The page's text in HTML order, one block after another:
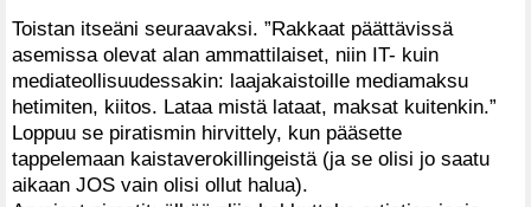
Toistan itseäni seuraavaksi. ”Rakkaat päättävissä
asemissa olevat alan ammattilaiset, niin IT- kuin
mediateollisuudessakin: laajakaistoille mediamaksu
hetimiten, kiitos. Lataa mistä lataat, maksat kuitenkin.”
Loppuu se piratismin hirvittely, kun pääsette
tappelemaan kaistaverokillingeistä (ja se olisi jo saatu
aikaan JOS vain olisi ollut halua).